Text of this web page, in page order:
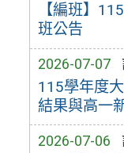
【編班】
班公告
2026-07-07
115學年度
結果與高一
2026-07-06